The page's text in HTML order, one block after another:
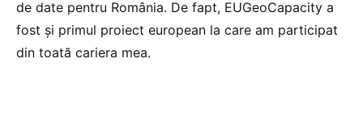
de date pentru România. De fapt, EUGeoCapacity a
fost și primul proiect european la care am participat
din toată cariera mea.